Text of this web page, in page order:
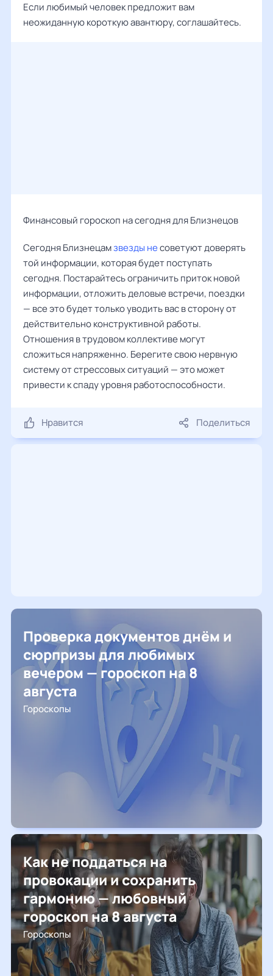
Если любимый человек предложит вам
неожиданную короткую авантюру, соглашайтесь.
Финансовый гороскоп на сегодня для Близнецов
Сегодня Близнецамзвезды несоветуют доверять
той информации, которая будет поступать
сегодня. Постарайтесь ограничить приток новой
информации, отложить деловые встречи, поездки
— все это будет только уводить вас в сторону от
действительно конструктивной работы.
Отношения в трудовом коллективе могут
сложиться напряженно. Берегите свою нервную
систему от стрессовых ситуаций — это может
привести к спаду уровня работоспособности.
Нравится Поделиться
Проверка документов днём и
сюрпризы для любимых
вечером — гороскоп на 8
августа
Гороскопы
Как не поддаться на
провокации и сохранить
гармонию — любовный
гороскоп на 8 августа
Гороскопы